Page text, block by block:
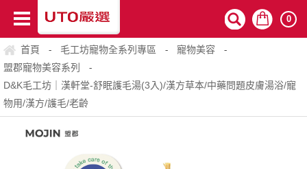
0
首頁 - 毛工坊寵物全系列專區 - 寵物美容 -
盟郡寵物美容系列 -
D&K毛工坊｜漢軒堂-舒眠護毛湯(3入)/漢方草本/中藥問題皮膚湯浴/寵
物用/漢方/護毛/老齡